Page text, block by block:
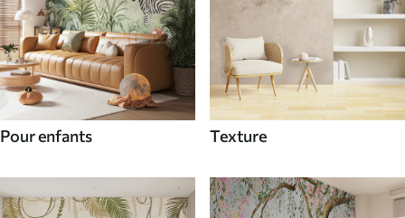
Pour enfants Texture